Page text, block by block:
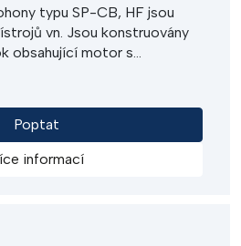
typu SP-CB, HF jsou
vn. Jsou konstruovány
obsahující motor s
HF se vyznačují vysokou
Snadná i svépomocná
efektivně nahradit
Poptat
informací